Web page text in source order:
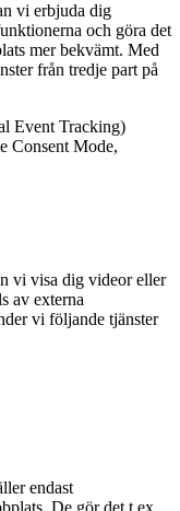
vi erbjuda dig
och göra det
mer bekvämt. Med
från tredje part på
Event Tracking)
Consent Mode,
vi visa dig videor eller
av externa
vi följande tjänster
endast